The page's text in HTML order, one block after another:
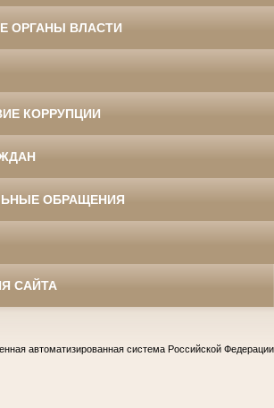
ОРГАНЫ ВЛАСТИ
КОРРУПЦИИ
ОБРАЩЕНИЯ
САЙТА
автоматизированная система Российской